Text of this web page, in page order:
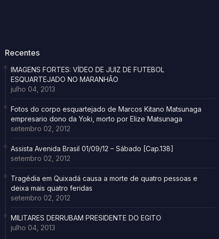
Recentes
IMAGENS FORTES: VÍDEO DE JUIZ DE FUTEBOL
ESQUARTEJADO NO MARANHÃO
julho 04, 2013
Fotos do corpo esquartejado de Marcos Kitano Matsunaga
empresario dono da Yoki, morto por Elize Matsunaga
setembro 02, 2012
Assista Avenida Brasil 01/09/12 – Sábado [Cap.138]
setembro 02, 2012
Tragédia em Quixadá causa a morte de quatro pessoas e
deixa mais quatro feridas
setembro 02, 2012
MILITARES DERRUBAM PRESIDENTE DO EGITO
julho 04, 2013